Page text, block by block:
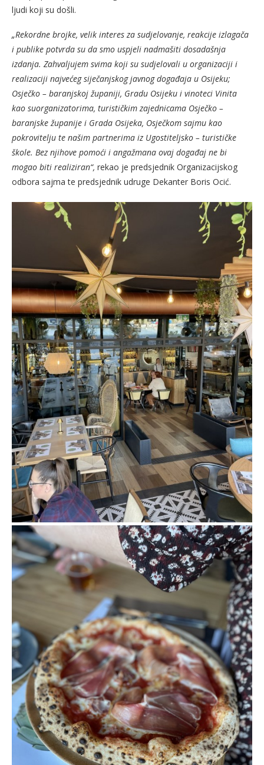
ljudi koji su došli.
„Rekordne brojke, velik interes za sudjelovanje, reakcije izlagača
i publike potvrda su da smo uspjeli nadmašiti dosadašnja
izdanja. Zahvaljujem svima koji su sudjelovali u organizaciji i
realizaciji najvećeg siječanjskog javnog događaja u Osijeku;
Osječko – baranjskoj županiji, Gradu Osijeku i vinoteci Vinita
kao suorganizatorima, turističkim zajednicama Osječko –
baranjske županije i Grada Osijeka, Osječkom sajmu kao
pokrovitelju te našim partnerima iz Ugostiteljsko – turističke
škole. Bez njihove pomoći i angažmana ovaj događaj ne bi
mogao biti realiziran“, rekao je predsjednik Organizacijskog
odbora sajma te predsjednik udruge Dekanter Boris Ocić.